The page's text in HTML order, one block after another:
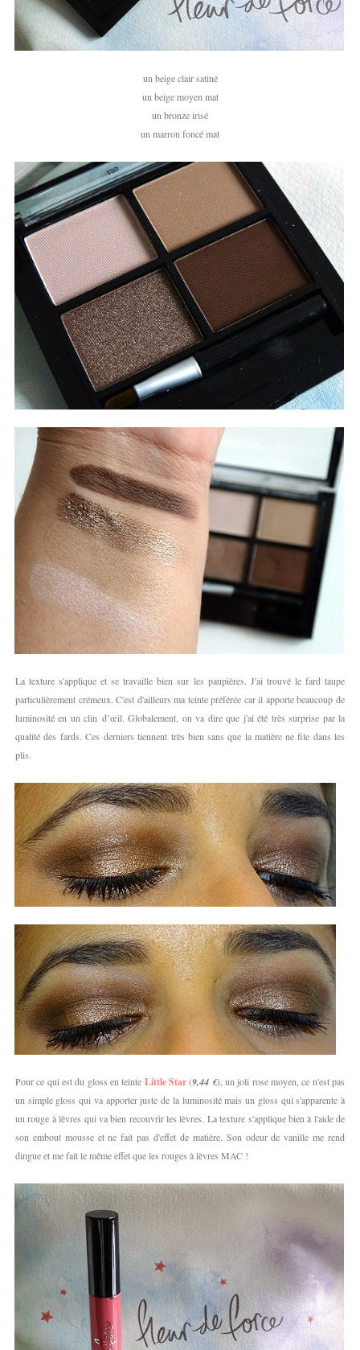
un beige clair satiné
un beige moyen mat
un bronze irisé
un marron foncé mat
La texture s'applique et se travaille bien sur les paupières. J'ai trouvé le fard taupe
particulièrement crémeux. C'est d'ailleurs ma teinte préférée car il apporte beaucoup de
luminosité en un clin d’œil. Globalement, on va dire que j'ai été très surprise par la
qualité des fards. Ces derniers tiennent très bien sans que la matière ne file dans les
plis.
Pour ce qui est du gloss en teinte Little Star(9,44 €), un joli rose moyen, ce n'est pas
un simple gloss qui va apporter juste de la luminosité mais un gloss qui s'apparente à
un rouge à lèvres qui va bien recouvrir les lèvres. La texture s'applique bien à l'aide de
son embout mousse et ne fait pas d'effet de matière. Son odeur de vanille me rend
dingue et me fait le même effet que les rouges à lèvres MAC !